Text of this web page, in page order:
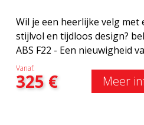
Wil je een heerlijke velg met
stijlvol en tijdloos design?
ABS F22 - Een nieuwigheid
de ABS Luxury Wheels-familie.
Een groot voordeel van deze
velg is de
Vanaf:
325€ Meer